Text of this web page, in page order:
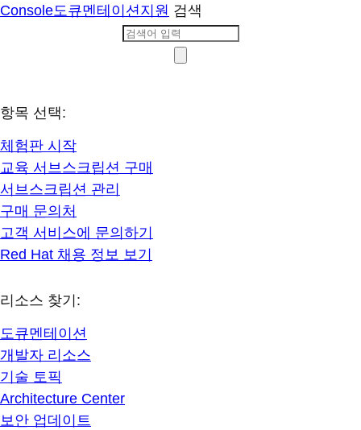
Console도큐멘테이션지원 검색
항목 선택:
체험판 시작
교육 서브스크립션 구매
서브스크립션 관리
구매 문의처
고객 서비스에 문의하기
Red Hat 채용 정보 보기
리소스 찾기:
도큐멘테이션
개발자 리소스
기술 토픽
Architecture Center
보안 업데이트